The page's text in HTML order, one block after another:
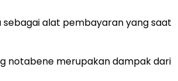
alat pembayaran yang saat
notabene merupakan dampak dari